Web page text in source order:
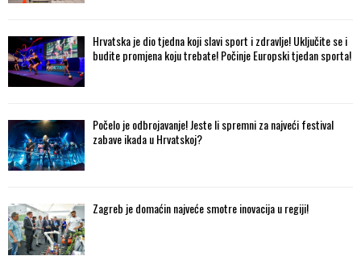
Hrvatska je dio tjedna koji slavi sport i zdravlje! Uključite se i
budite promjena koju trebate! Počinje Europski tjedan sporta!
Počelo je odbrojavanje! Jeste li spremni za najveći festival
zabave ikada u Hrvatskoj?
Zagreb je domaćin najveće smotre inovacija u regiji!